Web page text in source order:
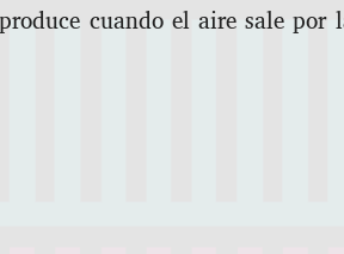
cuando el aire sale por